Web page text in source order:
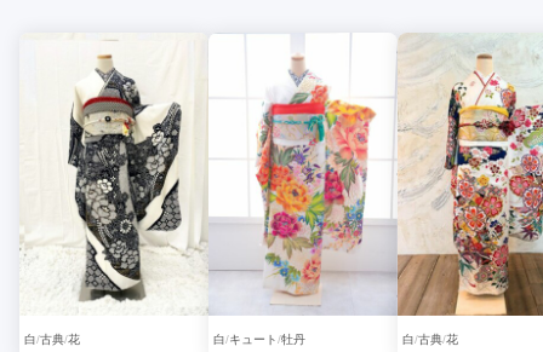
白 古典 花 白 キュート 牡丹 白 古典 花